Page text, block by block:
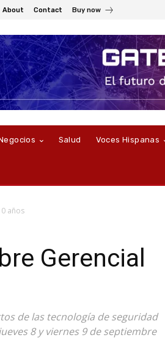
About Contact Buy now
Salud Voces Hispanas
años
Gerencial
de las tecnología de seguridad
8 y viernes 9 de septiembre